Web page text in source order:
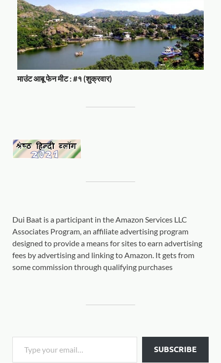
माउंट आबू फेन मीट : #१ (शुक्रवार)
Dui Baat is a participant in the Amazon Services LLC
Associates Program, an affiliate advertising program
designed to provide a means for sites to earn advertising
fees by advertising and linking to Amazon. It gets from
some commission through qualifying purchases
SUBSCRIBE